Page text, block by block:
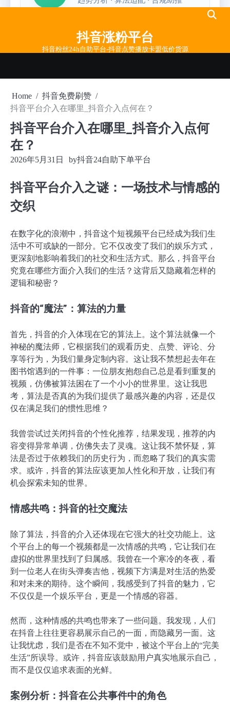
抖音涨粉平台
抖音粉丝24h自助平台-抖音点赞播放卡盟低价货源
Home
抖音免费刷赞
抖音平台介入在哪里_抖音介入点何在？
抖音平台介入在哪里_抖音介入点何
在？
2026年5月31日 by抖音24自助下单平台
抖音平台介入之谜：一场技术与情感的
交织
在数字化的浪潮中，抖音这个短视频平台已经成为我们生
活中不可或缺的一部分。它不仅改变了我们的娱乐方式，
更深刻地影响着我们的社交和生活方式。那么，抖音平台
究竟在哪些方面介入我们的生活？这背后又隐藏着怎样的
逻辑和秘密？
抖音的“魔法”：算法的力量
首先，抖音的介入体现在它的算法上。这个算法就像一个
神秘的魔法师，它根据我们的观看历史、点赞、评论、分
享等行为，为我们量身定制内容。这让我不禁想起去年在
图书馆遇到的一件事：一位朋友抱怨自己总是看到重复的
视频，仿佛被算法困在了一个小小的世界里。这让我思
考，算法是否真的为我们提供了最感兴趣的内容，还是仅
仅在满足我们的惯性思维？
我曾尝试过关闭抖音的个性化推荐，结果发现，推荐的内
容变得异常单调，仿佛失去了灵魂。这让我不禁怀疑，算
法是否过于依赖我们的历史行为，而忽略了我们的真实需
求。或许，抖音的算法应该更加人性化和开放，让我们有
机会探索未知的世界。
情感共鸣：抖音的社交魔法
除了算法，抖音的介入还体现在它强大的社交功能上。这
个平台上的每一个视频都是一次情感的共鸣，它让我们在
虚拟的世界里找到了归属感。我曾在一个寒冷的冬夜，看
到一位老人在街头弹奏吉他，视频下方满是对生活的热爱
和对未来的期待。这个瞬间，我感受到了抖音的魅力，它
不仅仅是一个娱乐平台，更是一个情感的容器。
然而，这种情感的共鸣也带来了一些问题。我发现，人们
在抖音上往往更容易展示自己的一面，而隐藏另一面。这
让我忧虑，我们是否在不知不觉中，被这个平台上的“完美
生活”所误导。或许，抖音应该鼓励用户真实地展示自己，
而不是仅仅追求表面的光鲜。
案例分析：抖音在公共事件中的角色